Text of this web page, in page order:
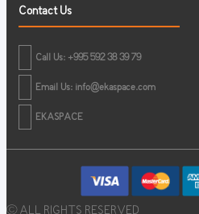
Contact Us
Call Us: +995 592 38 39 79
Email Us: info@ekaspace.com
EKASPACE
© ALL RIGHTS RESERVED